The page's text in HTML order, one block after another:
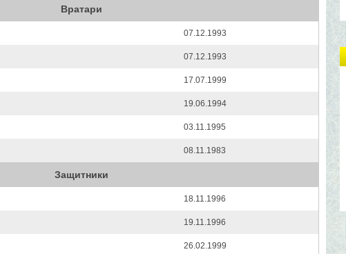
Вратари
07.12.1993
07.12.1993
17.07.1999
19.06.1994
03.11.1995
08.11.1983
Защитники
18.11.1996
19.11.1996
26.02.1999